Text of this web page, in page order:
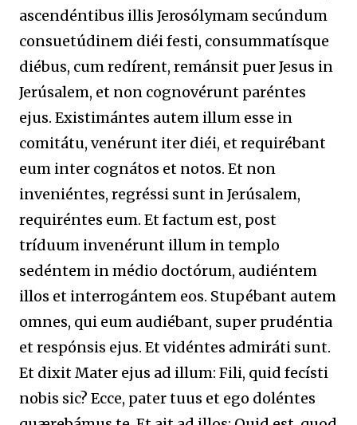
ascendéntibus illis Jerosólymam secúndum
consuetúdinem diéi festi, consummatísque
diébus, cum redírent, remánsit puer Jesus in
Jerúsalem, et non cognovérunt paréntes
ejus. Existimántes autem illum esse in
comitátu, venérunt iter diéi, et requirébant
eum inter cognátos et notos. Et non
inveniéntes, regréssi sunt in Jerúsalem,
requiréntes eum. Et factum est, post
tríduum invenérunt illum in templo
sedéntem in médio doctórum, audiéntem
illos et interrogántem eos. Stupébant autem
omnes, qui eum audiébant, super prudéntia
et respónsis ejus. Et vidéntes admiráti sunt.
Et dixit Mater ejus ad illum: Fili, quid fecísti
nobis sic? Ecce, pater tuus et ego doléntes